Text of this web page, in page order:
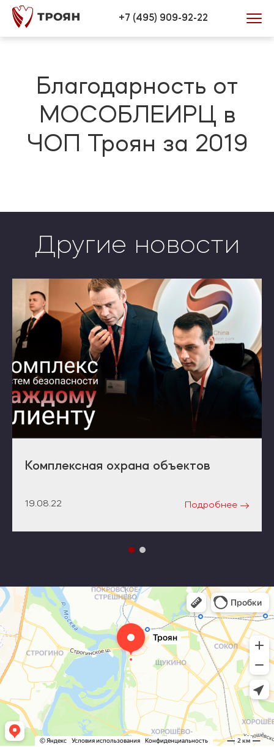
Verification: 446efd34bb0772be
+7 (495) 909-92-22
Благодарность от
МОСОБЛЕИРЦ в
ЧОП Троян за 2019
Другие новости
Комплексная охрана объектов
19.08.22 Подробнее